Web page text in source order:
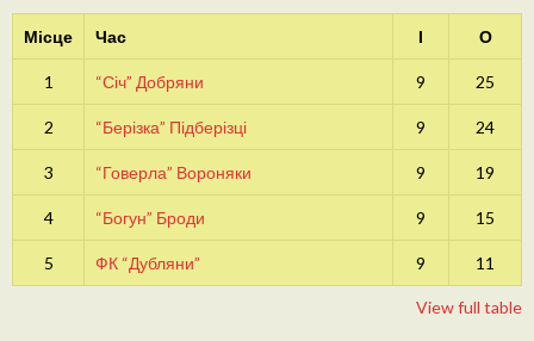
Місце Час І О
1 “Січ” Добряни 9 25
2 “Берізка” Підберізці 9 24
3 “Говерла” Вороняки 9 19
4 “Богун” Броди 9 15
5 ФК “Дубляни” 9 11
View full table